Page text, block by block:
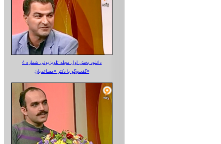
دانلود بخش اول مجله تلویزیونی شماره 4
گفت‌وگو با دکتر «مساعدیان»